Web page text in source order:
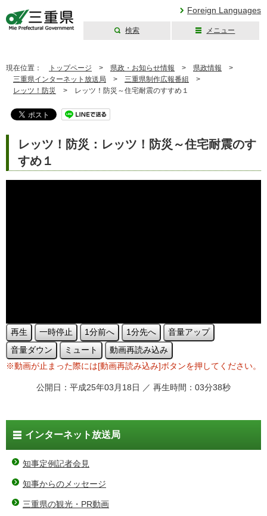
Foreign Languages
検索 メニュー
現在位置： トップページ > 県政・お知らせ情報 > 県政情報 >
三重県インターネット放送局 > 三重県制作広報番組
>
レッツ！防災
> レッツ！防災～住宅耐震のすすめ１
レッツ！防災：レッツ！防災～住宅耐震のす
すめ１
再生 一時停止 1分前へ 1分先へ
音量アップ
音量ダウン
ミュート
動画再読み込み
※動画が止まった際には[動画再読み込み]ボタンを押してください。
公開日：平成25年03月18日 ／ 再生時間：03分38秒
インターネット放送局
知事定例記者会見
知事からのメッセージ
三重県の観光・PR動画